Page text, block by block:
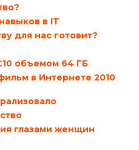
в IT
для нас готовит?
объемом 64 ГБ
в Интернете 2010
глазами женщин